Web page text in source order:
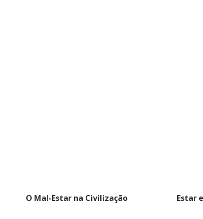
O Mal-Estar na Civilização Estar